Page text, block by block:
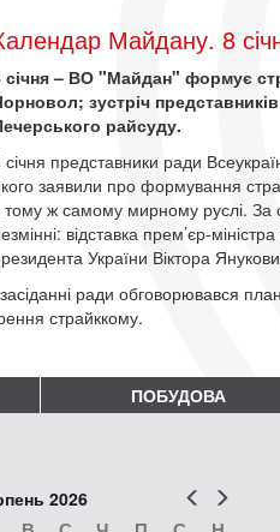
Майдану. 8
січня – ВО "Майдан" формує
зустріч
райсуду.
січня представники ради
заявили про формування
тому ж самому мирному руслі.
відставка прем’єр-
України Віктора
ради обговорювався
страйккому.
ПОБУДОВА
Попер
2026